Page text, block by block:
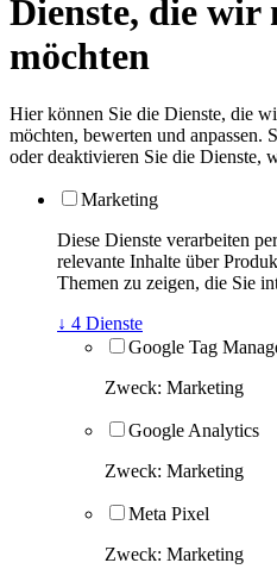
Dienste, die wir
möchten
Hier können Sie die Dienste, die
möchten, bewerten und anpassen.
oder deaktivieren Sie die Dienste,
Marketing
Diese Dienste verarbeiten
relevante Inhalte über
Themen zu zeigen, die Sie
↓ 4 Dienste
Google Tag
Zweck: Marketing
Google Analytics
Zweck: Marketing
Meta Pixel
Zweck: Marketing